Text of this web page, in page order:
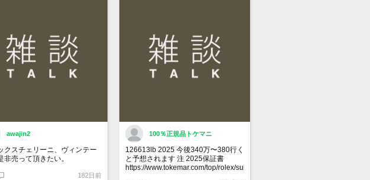
awajin2
クスチェリーニ、ヴィンテー
非売って頂きたい。
182日前
100％正規品トケマニ
126613lb 2025 今後340万〜380行く
と予想されます 注 2025保証書
https://www.tokemar.com/top/rolex/submariner/166613lb-